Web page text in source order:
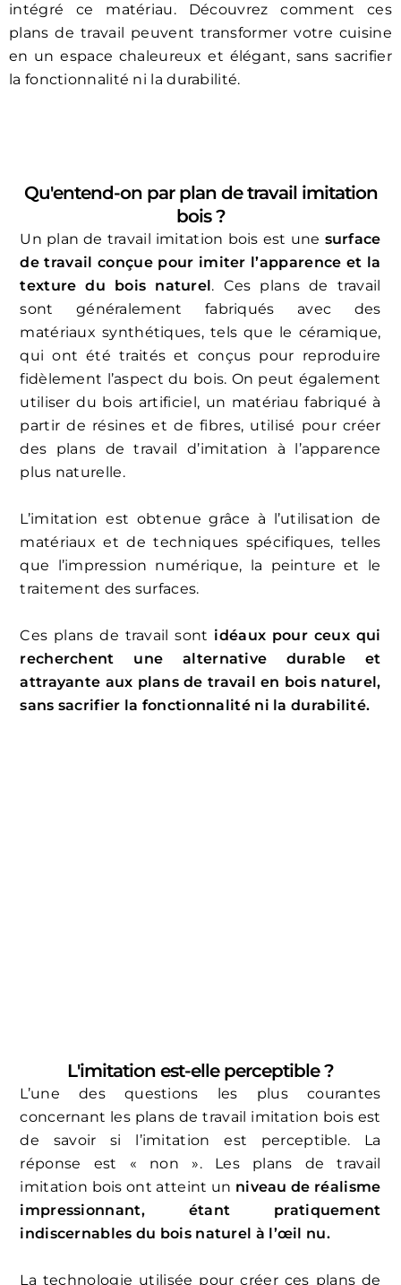
intégré ce matériau. Découvrez comment ces
plans de travail peuvent transformer votre cuisine
en un espace chaleureux et élégant, sans sacrifier
la fonctionnalité ni la durabilité.
Qu'entend-on par plan de travail imitation
bois ?
Un plan de travail imitation bois est une surface
de travail conçue pour imiter l’apparence et la
texture du bois naturel. Ces plans de travail
sont généralement fabriqués avec des
matériaux synthétiques, tels que le céramique,
qui ont été traités et conçus pour reproduire
fidèlement l’aspect du bois. On peut également
utiliser du bois artificiel, un matériau fabriqué à
partir de résines et de fibres, utilisé pour créer
des plans de travail d’imitation à l’apparence
plus naturelle.
L’imitation est obtenue grâce à l’utilisation de
matériaux et de techniques spécifiques, telles
que l’impression numérique, la peinture et le
traitement des surfaces.
Ces plans de travail sont idéaux pour ceux qui
recherchent une alternative durable et
attrayante aux plans de travail en bois naturel,
sans sacrifier la fonctionnalité ni la durabilité.
L'imitation est-elle perceptible ?
L’une des questions les plus courantes
concernant les plans de travail imitation bois est
de savoir si l’imitation est perceptible. La
réponse est « non ». Les plans de travail
imitation bois ont atteint un niveau de réalisme
impressionnant, étant pratiquement
indiscernables du bois naturel à l’œil nu.
La technologie utilisée pour créer ces plans de